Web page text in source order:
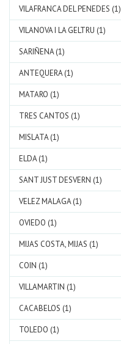
VILAFRANCA DEL PENEDES (1)
VILANOVA I LA GELTRU (1)
SARIÑENA (1)
ANTEQUERA (1)
MATARO (1)
TRES CANTOS (1)
MISLATA (1)
ELDA (1)
SANT JUST DESVERN (1)
VELEZ MALAGA (1)
OVIEDO (1)
MIJAS COSTA, MIJAS (1)
COIN (1)
VILLAMARTIN (1)
CACABELOS (1)
TOLEDO (1)